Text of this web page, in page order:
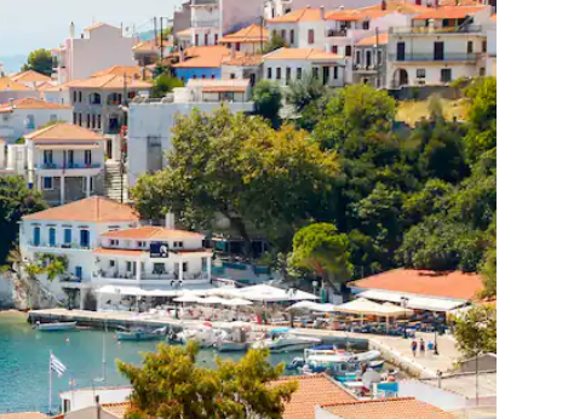
le bas pour les parcourir ou en appuyant et en faisant glisser.